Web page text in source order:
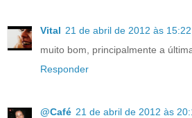
Vital 21 de abril de 2012 às 15:22
muito bom, principalmente a
Responder
@Café 21 de abril de 2012 às